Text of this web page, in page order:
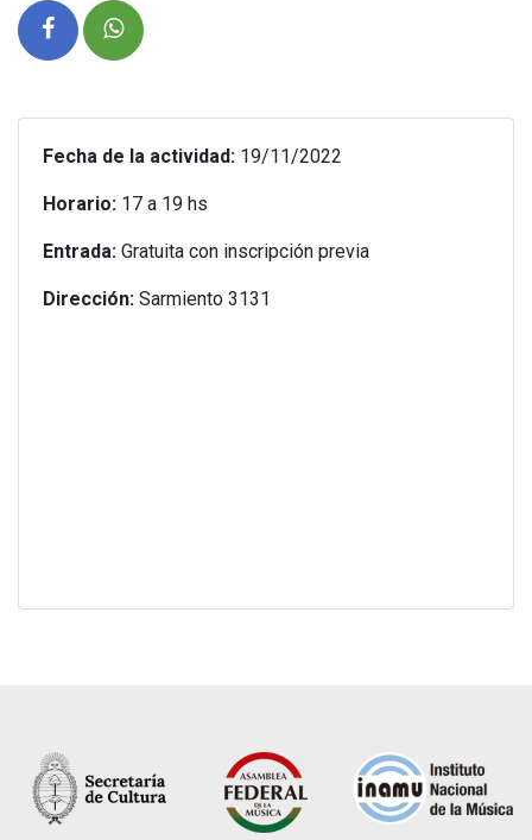
Fecha de la actividad: 19/11/2022
Horario: 17 a 19 hs
Entrada: Gratuita con inscripción previa
Dirección: Sarmiento 3131